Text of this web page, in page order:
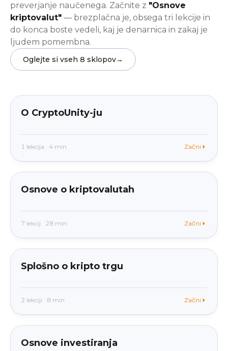
preverjanje naučenega. Začnite z "Osnove
kriptovalut" — brezplačna je, obsega tri lekcije in
do konca boste vedeli, kaj je denarnica in zakaj je
ljudem pomembna.
Oglejte si vseh 8 sklopov→
O CryptoUnity-ju
1 lekcija · 4 min Začni
beginner V aplikaciji
Osnove o kriptovalutah
7 lekcij · 28 min Začni
beginner V aplikaciji
Splošno o kripto trgu
2 lekciji · 8 min Začni
beginner V aplikaciji
Osnove investiranja